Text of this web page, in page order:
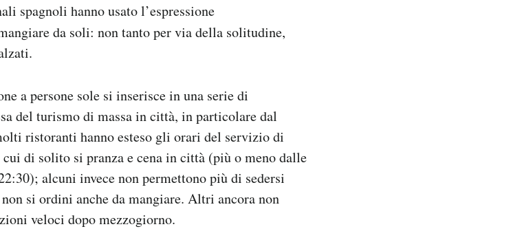
spagnoli hanno usato l’espressione
da soli: non tanto per via della solitudine,
a persone sole si inserisce in una serie di
del turismo di massa in città, in particolare dal
ristoranti hanno esteso gli orari del servizio di
di solito si pranza e cena in città (più o meno dalle
alcuni invece non permettono più di sedersi
si ordini anche da mangiare. Altri ancora non
veloci dopo mezzogiorno.